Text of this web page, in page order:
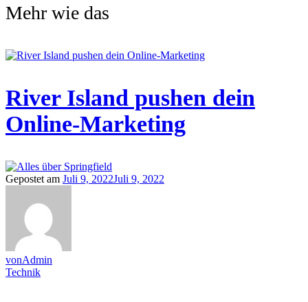
Mehr wie das
River Island pushen dein
Online-Marketing
Gepostet am Juli 9, 2022Juli 9, 2022
vonAdmin
Technik